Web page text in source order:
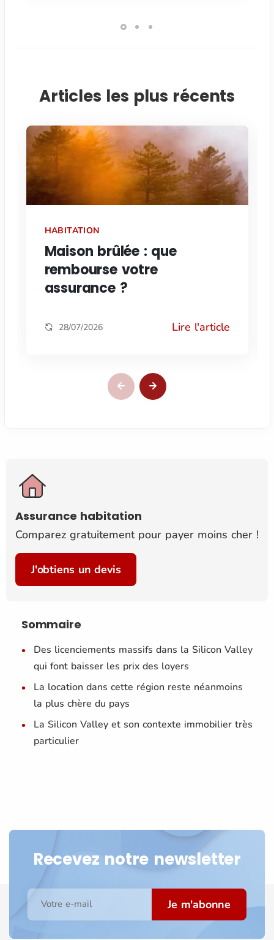
Articles les plus récents
HABITATION
Maison brûlée : que
rembourse votre
assurance ?
28/07/2026 Lire l'article
Assurance habitation
Comparez gratuitement pour payer moins cher !
J'obtiens un devis
Sommaire
Des licenciements massifs dans la Silicon Valley
qui font baisser les prix des loyers
La location dans cette région reste néanmoins
la plus chère du pays
La Silicon Valley et son contexte immobilier très
particulier
Recevez notre newsletter
Votre e-mail Je m'abonne